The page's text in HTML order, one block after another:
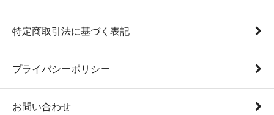
特定商取引法に基づく表記
プライバシーポリシー
お問い合わせ